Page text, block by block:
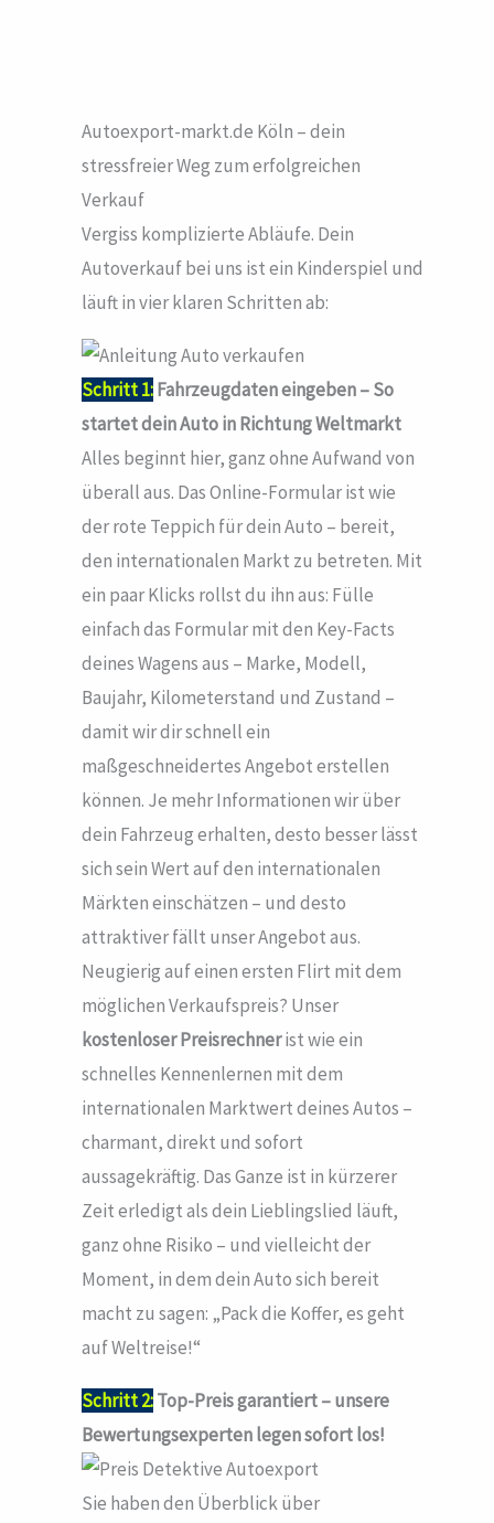
Autoexport-markt.de Köln – dein
stressfreier Weg zum erfolgreichen
Verkauf
Vergiss komplizierte Abläufe. Dein
Autoverkauf bei uns ist ein Kinderspiel und
läuft in vier klaren Schritten ab:
Schritt 1:Fahrzeugdaten eingeben – So
startet dein Auto in Richtung Weltmarkt
Alles beginnt hier, ganz ohne Aufwand von
überall aus. Das Online-Formular ist wie
der rote Teppich für dein Auto – bereit,
den internationalen Markt zu betreten. Mit
ein paar Klicks rollst du ihn aus: Fülle
einfach das Formular mit den Key-Facts
deines Wagens aus – Marke, Modell,
Baujahr, Kilometerstand und Zustand –
damit wir dir schnell ein
maßgeschneidertes Angebot erstellen
können. Je mehr Informationen wir über
dein Fahrzeug erhalten, desto besser lässt
sich sein Wert auf den internationalen
Märkten einschätzen – und desto
attraktiver fällt unser Angebot aus.
Neugierig auf einen ersten Flirt mit dem
möglichen Verkaufspreis? Unser
kostenloser Preisrechnerist wie ein
schnelles Kennenlernen mit dem
internationalen Marktwert deines Autos –
charmant, direkt und sofort
aussagekräftig. Das Ganze ist in kürzerer
Zeit erledigt als dein Lieblingslied läuft,
ganz ohne Risiko – und vielleicht der
Moment, in dem dein Auto sich bereit
macht zu sagen: „Pack die Koffer, es geht
auf Weltreise!“
Schritt 2:Top-Preis garantiert – unsere
Bewertungsexperten legen sofort los!
Sie haben den Überblick über